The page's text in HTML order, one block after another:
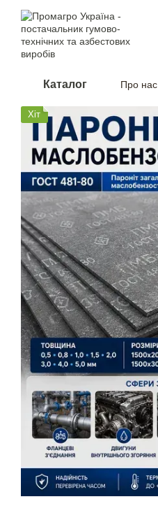
Перейти до основного контенту
Каталог Про нас
Хіт